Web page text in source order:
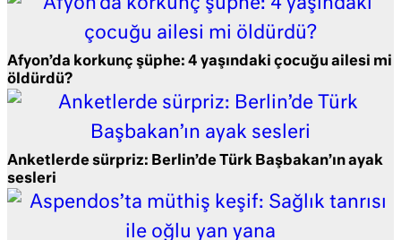
Afyon’da korkunç şüphe: 4 yaşındaki çocuğu ailesi mi
öldürdü?
Anketlerde sürpriz: Berlin’de Türk Başbakan’ın ayak
sesleri